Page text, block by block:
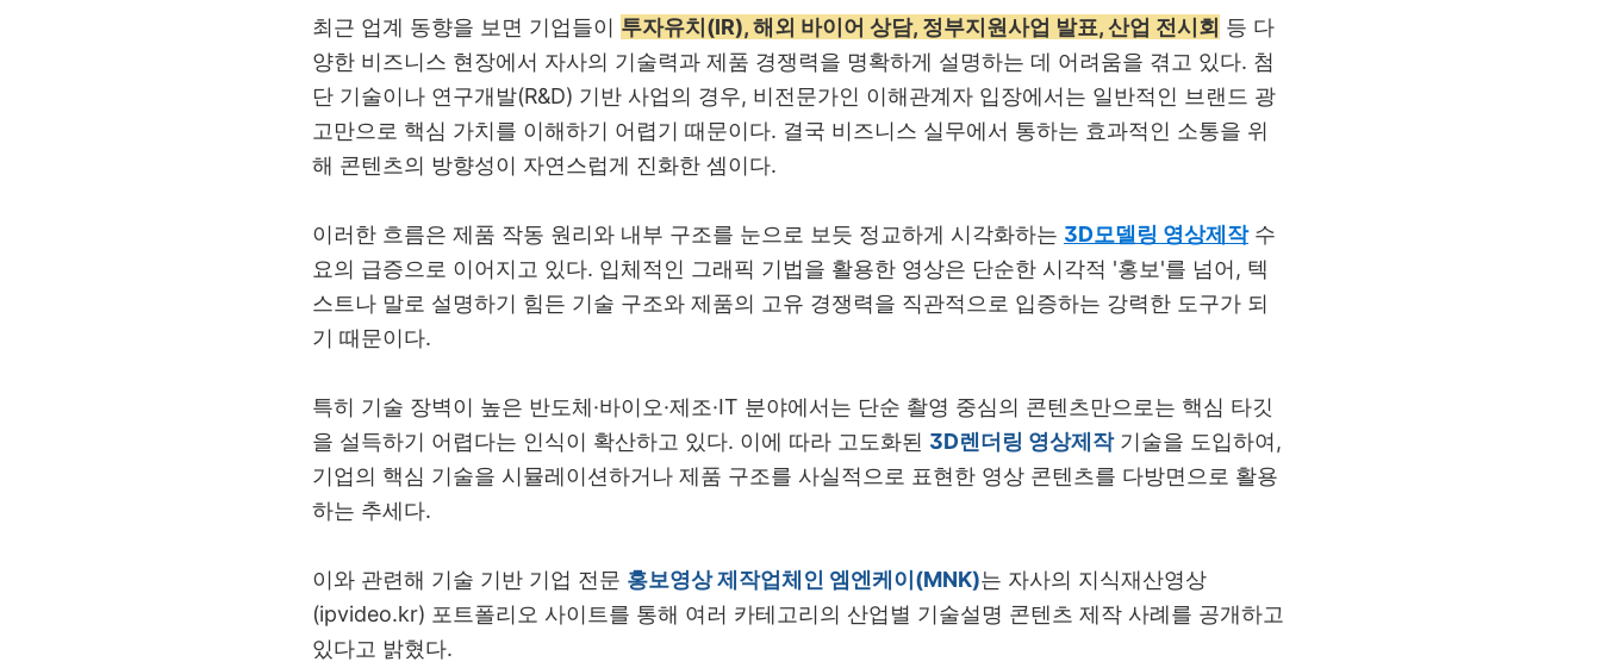
최근 업계 동향을 보면 기업들이 투자유치(IR), 해외 바이어 상담, 정부지원사업 발표, 산업 전시회 등 다
양한 비즈니스 현장에서 자사의 기술력과 제품 경쟁력을 명확하게 설명하는 데 어려움을 겪고 있다. 첨
단 기술이나 연구개발(R&D) 기반 사업의 경우, 비전문가인 이해관계자 입장에서는 일반적인 브랜드 광
고만으로 핵심 가치를 이해하기 어렵기 때문이다. 결국 비즈니스 실무에서 통하는 효과적인 소통을 위
해 콘텐츠의 방향성이 자연스럽게 진화한 셈이다.
이러한 흐름은 제품 작동 원리와 내부 구조를 눈으로 보듯 정교하게 시각화하는 3D모델링 영상제작수
요의 급증으로 이어지고 있다. 입체적인 그래픽 기법을 활용한 영상은 단순한 시각적 '홍보'를 넘어 , 텍
스트나 말로 설명하기 힘든 기술 구조와 제품의 고유 경쟁력을 직관적으로 입증하는 강력한 도구가 되
기 때문이다.
특히 기술 장벽이 높은 반도체·바이오·제조·IT 분야에서는 단순 촬영 중심의 콘텐츠만으로는 핵심 타깃
을 설득하기 어렵다는 인식이 확산하고 있다. 이에 따라 고도화된 3D렌더링 영상제작기술을 도입하여 ,
기업의 핵심 기술을 시뮬레이션하거나 제품 구조를 사실적으로 표현한 영상 콘텐츠를 다방면으로 활용
하는 추세다.
이와 관련해 기술 기반 기업 전문 홍보영상 제작업체인 엠엔케이(MNK)는 자사의 지식재산영상
(ipvideo.kr) 포트폴리오 사이트를 통해 여러 카테고리의 산업별 기술설명 콘텐츠 제작 사례를 공개하고
있다고 밝혔다.